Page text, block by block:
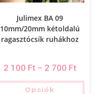
Julimex BA 09
10mm/20mm kétoldalú
ragasztócsík ruhákhoz
2 100 Ft – 2 700 Ft
Opciók